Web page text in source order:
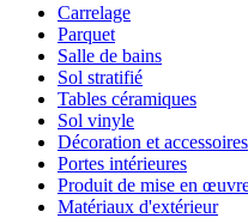
Carrelage
Parquet
Salle de bains
Sol stratifié
Tables céramiques
Sol vinyle
Décoration et accessoires
Portes intérieures
Produit de mise en
Matériaux d'extérieur